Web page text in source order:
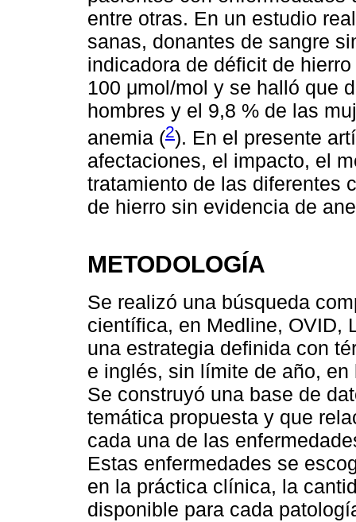
entre otras. En un estudio
sanas, donantes de sangre
indicadora de déficit de
100 μmol/mol y se halló que
hombres y el 9,8 % de las
anemia (2). En el presente
afectaciones, el impacto, el
tratamiento de las diferentes
de hierro sin evidencia de
METODOLOGÍA
Se realizó una búsqueda
científica, en Medline, OVID,
una estrategia definida con
e inglés, sin límite de año,
Se construyó una base de
temática propuesta y que
cada una de las
Estas enfermedades se
en la práctica clínica, la
disponible para cada